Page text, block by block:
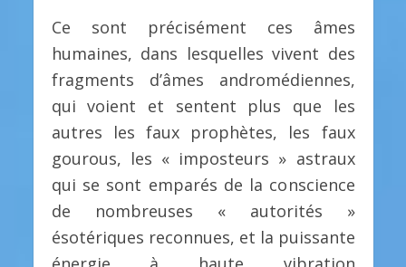
Ce sont précisément ces âmes
humaines, dans lesquelles vivent des
fragments d’âmes andromédiennes,
qui voient et sentent plus que les
autres les faux prophètes, les faux
gourous, les « imposteurs » astraux
qui se sont emparés de la conscience
de nombreuses « autorités »
ésotériques reconnues, et la puissante